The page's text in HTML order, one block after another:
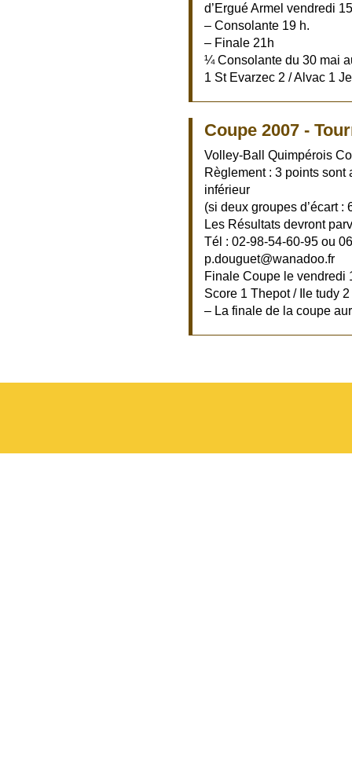
d’Ergué Armel vendredi
– Consolante 19 h.
– Finale 21h
¼ Consolante du 30 mai
1 St Evarzec 2 / Alvac 1
Coupe 2007 -
Volley-Ball Quimpérois
Règlement : 3 points sont
inférieur
(si deux groupes d’écart :
Les Résultats devront
Tél : 02-98-54-60-95 ou
p.douguet@wanadoo.fr
Finale Coupe le vendredi
Score 1 Thepot / Ile tudy
– La finale de la coupe